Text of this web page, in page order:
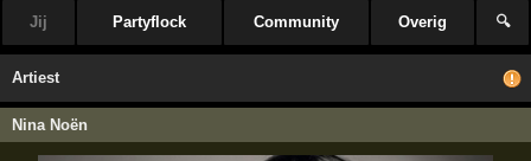
Jij Partyflock Community Overig 🔍
Artiest
Nina Noën